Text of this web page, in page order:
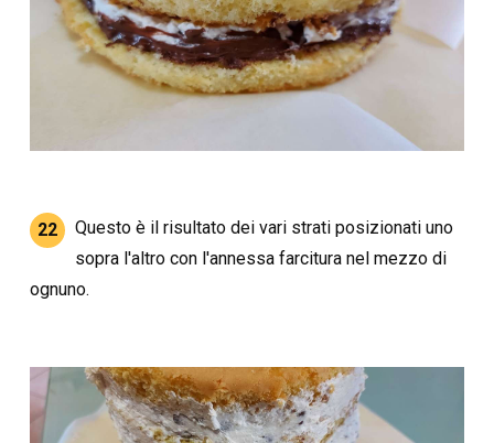
22
Questo è il risultato dei vari strati posizionati uno
sopra l'altro con l'annessa farcitura nel mezzo di
ognuno.